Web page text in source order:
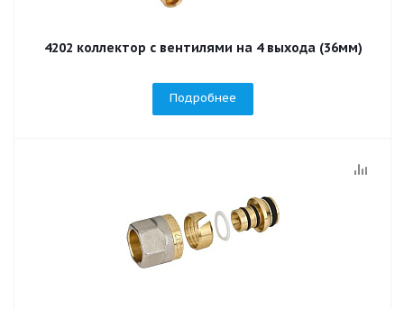
4202 коллектор с вентилями на 4 выхода (36мм)
Подробнее